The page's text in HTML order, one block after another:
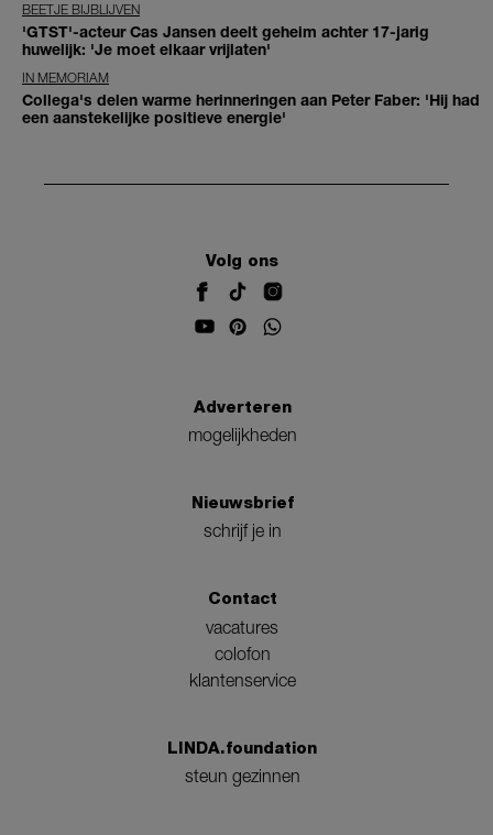
BEETJE BIJBLIJVEN
'GTST'-acteur Cas Jansen deelt geheim achter 17-jarig
huwelijk: 'Je moet elkaar vrijlaten'
IN MEMORIAM
Collega's delen warme herinneringen aan Peter Faber: 'Hij had
een aanstekelijke positieve energie'
Volg ons
Adverteren
mogelijkheden
Nieuwsbrief
schrijf je in
Contact
vacatures
colofon
klantenservice
LINDA.foundation
steun gezinnen